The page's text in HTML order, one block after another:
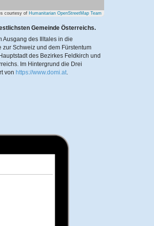
courtesy of Humanitarian OpenStreetMap Team
Gemeinde Österreichs.
Ausgang des Illtales in die
Schweiz und dem Fürstentum
des Bezirkes Feldkirch und
Im Hintergrund die Drei
von https://www.domi.at.